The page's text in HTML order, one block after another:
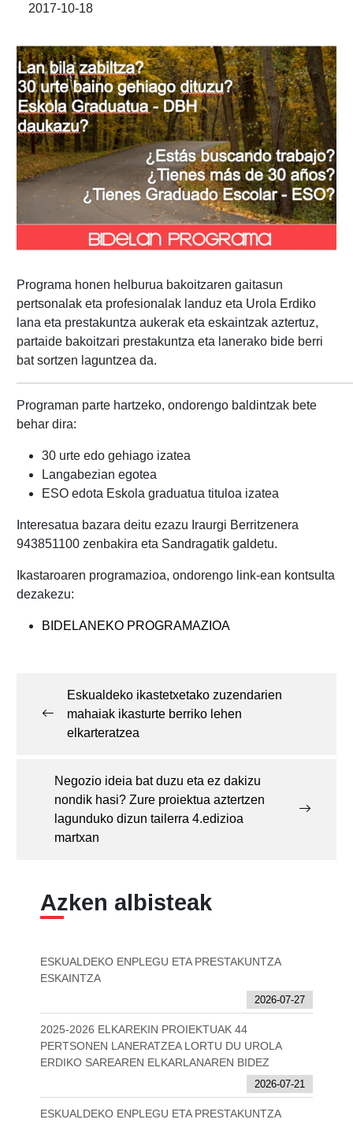
2017-10-18
Programa honen helburua bakoitzaren gaitasun
pertsonalak eta profesionalak landuz eta Urola Erdiko
lana eta prestakuntza aukerak eta eskaintzak aztertuz,
partaide bakoitzari prestakuntza eta lanerako bide berri
bat sortzen laguntzea da.
Programan parte hartzeko, ondorengo baldintzak bete
behar dira:
30 urte edo gehiago izatea
Langabezian egotea
ESO edota Eskola graduatua tituloa izatea
Interesatua bazara deitu ezazu Iraurgi Berritzenera
943851100 zenbakira eta Sandragatik galdetu.
Ikastaroaren programazioa, ondorengo link-ean kontsulta
dezakezu:
BIDELANEKO PROGRAMAZIOA
Eskualdeko ikastetxetako zuzendarien
mahaiak ikasturte berriko lehen
elkarteratzea
Negozio ideia bat duzu eta ez dakizu
nondik hasi? Zure proiektua aztertzen
lagunduko dizun tailerra 4.edizioa
martxan
Azken albisteak
ESKUALDEKO ENPLEGU ETA PRESTAKUNTZA
ESKAINTZA
2026-07-27
2025-2026 ELKAREKIN PROIEKTUAK 44
PERTSONEN LANERATZEA LORTU DU UROLA
ERDIKO SAREAREN ELKARLANAREN BIDEZ
2026-07-21
ESKUALDEKO ENPLEGU ETA PRESTAKUNTZA